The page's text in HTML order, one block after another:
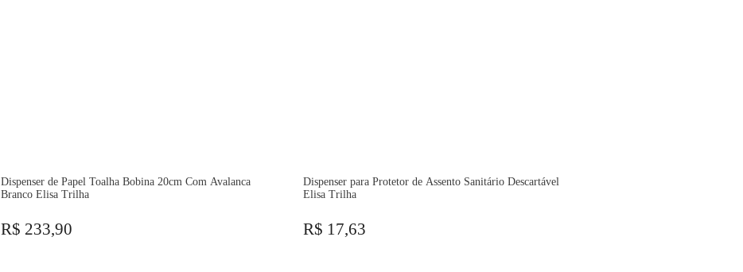
Dispenser de Papel Toalha Bobina 20cm Com Avalanca
Branco Elisa Trilha
R$ 233,90
Dispenser para Protetor de Assento Sanitário Descartável
Elisa Trilha
R$ 17,63